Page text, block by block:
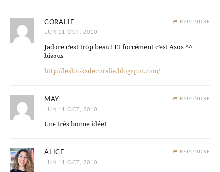
RÉPONDRE
CORALIE
LUN 11 OCT, 2010
Jadore c’est trop beau ! Et forcément c’est Asos ^^
bisous
http://leslooksdecoralie.blogspot.com/
RÉPONDRE
MAY
LUN 11 OCT, 2010
Une très bonne idée!
RÉPONDRE
ALICE
LUN 11 OCT, 2010